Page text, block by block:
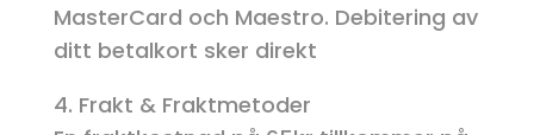
MasterCard och Maestro. Debitering av
ditt betalkort sker direkt
4. Frakt & Fraktmetoder